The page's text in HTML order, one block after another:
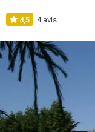
4,5 4 avis